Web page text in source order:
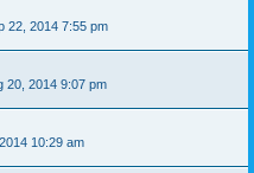
22, 2014 7:55 pm
20, 2014 9:07 pm
10:29 am